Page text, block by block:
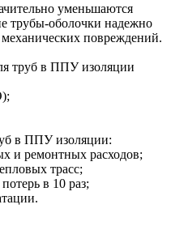
уменьшаются
трубы-оболочки надежно
повреждений.
труб в ППУ изоляции
в ППУ изоляции:
и ремонтных расходов;
трасс;
в 10 раз;